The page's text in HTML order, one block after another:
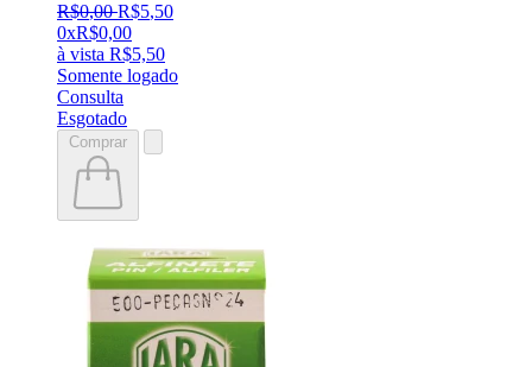
R$0,00 R$5,50
0xR$0,00
à vista R$5,50
Somente logado
Consulta
Esgotado
Comprar